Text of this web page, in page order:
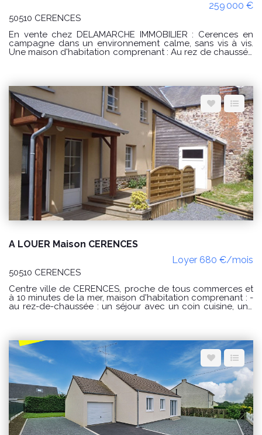
259 000 €
50510 CERENCES
En vente chez DELAMARCHE IMMOBILIER : Cerences en
campagne dans un environnement calme, sans vis à vis.
Une maison d'habitation comprenant : Au rez de chaussée
chambres dont une avec un dressing aménagé, -une salle
d'eau avec WC. PRIX : 259000 € Honoraires à la charge du
vendeur. Classe énergie : D (226) Classe climat : B (9)
Montant estimé des dépenses annuelles d'énergie pour un
usage standard : entre 2860 € et 3920 € / an. Prix moyens
des énergies indexés sur les années 2021, 2022, 2023
(abonnements compris) conformément à l'arrêté du 31
mars 2021 en vigueur lors de l'établissement du DPE "Les
informations sur les risques auxquels ce bien est exposé
sont disponibles sur le site Géorisques :
www.georisques.gouv.fr" POUR VISITER : DELAMARCHE
IMMOBILIER, Florian GINARD 07.86.27.44.34
A LOUER Maison CERENCES
Loyer 680 €/mois
50510 CERENCES
Centre ville de CERENCES, proche de tous commerces et
à 10 minutes de la mer, maison d'habitation comprenant : -
au rez-de-chaussée : un séjour avec un coin cuisine, une
Disponible dès maintenant Surface habitable : 102.87 m²
Loyer : 680€ par mois charges comprises dont 0 € par
mois de charges forfaitaires. Loyer conventionné (soumis à
condition de ressources) Dépôt de garantie : 680€
Honoraires charge locataire : 544€ TTC dont 68€ TTC
pour l'état des lieux. CLASSE ENERGIE : D et CLASSE
CLIMAT : D Montant estimé des dépenses annuelles
d'énergie pour un usage standard : entre 1090€ et 1540 €
au 01/01/2021 « Les informations sur les risques auxquels
ce bien est exposé sont disponibles sur le site Géorisques :
www.georisques.gouv.fr »